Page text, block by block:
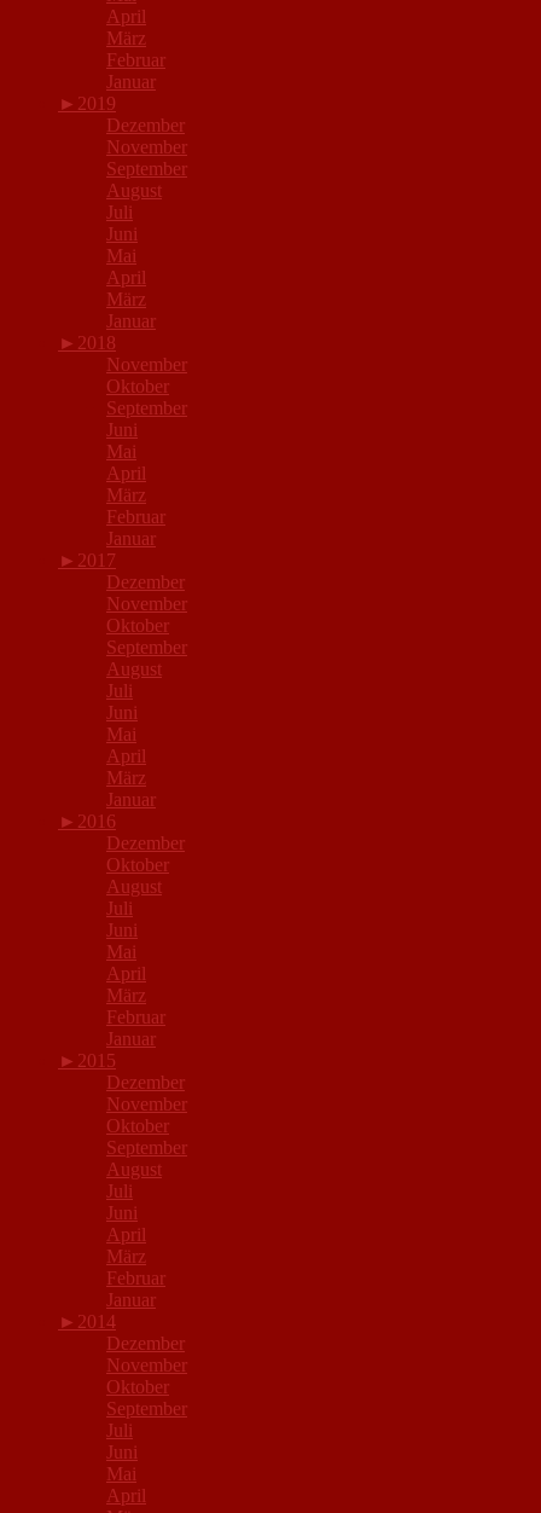
April
März
Februar
Januar
► 2019
Dezember
November
September
August
Juli
Juni
Mai
April
März
Januar
► 2018
November
Oktober
September
Juni
Mai
April
März
Februar
Januar
► 2017
Dezember
November
Oktober
September
August
Juli
Juni
Mai
April
März
Januar
► 2016
Dezember
Oktober
August
Juli
Juni
Mai
April
März
Februar
Januar
► 2015
Dezember
November
Oktober
September
August
Juli
Juni
April
März
Februar
Januar
► 2014
Dezember
November
Oktober
September
Juli
Juni
Mai
April